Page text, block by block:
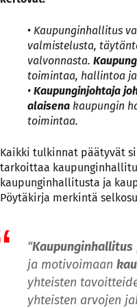
• Kaupunginhallitus
valmistelusta,
valvonnasta.
toimintaa, hallintoa
• Kaupunginjohtaja
alaisena kaupungin
toimintaa.
Kaikki tulkinnat päätyvät
tarkoittaa
kaupunginhallitusta ja
Pöytäkirja merkintä
“Kaupunginhallitus
ja motivoimaan
yhteisten
yhteisten arvojen